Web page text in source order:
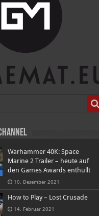
Warhammer 40K: Space
Marine 2 Trailer – heute auf
den Games Awards enthüllt
10. Dezember 2021
How to Play – Lost Crusade
14. Februar 2021